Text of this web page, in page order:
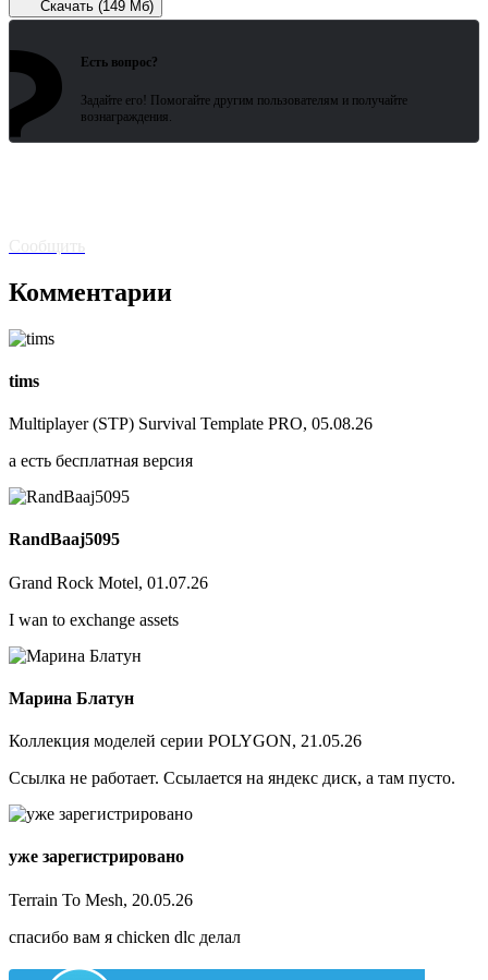
Скачать (149 Мб)
Есть вопрос?
Задайте его! Помогайте другим пользователям и получайте
вознаграждения.
Сообщить
Комментарии
tims
Multiplayer (STP) Survival Template PRO, 05.08.26
а есть бесплатная версия
RandBaaj5095
Grand Rock Motel, 01.07.26
I wan to exchange assets
Марина Блатун
Коллекция моделей серии POLYGON, 21.05.26
Ссылка не работает. Ссылается на яндекс диск, а там пусто.
уже зарегистрировано
Terrain To Mesh, 20.05.26
спасибо вам я chicken dlc делал